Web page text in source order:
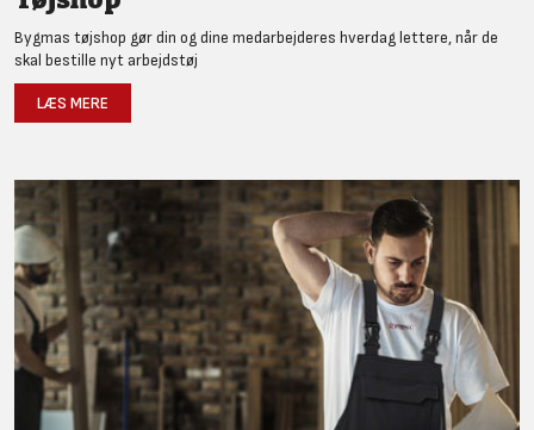
Bygmas tøjshop gør din og dine medarbejderes hverdag lettere, når de
skal bestille nyt arbejdstøj
LÆS MERE